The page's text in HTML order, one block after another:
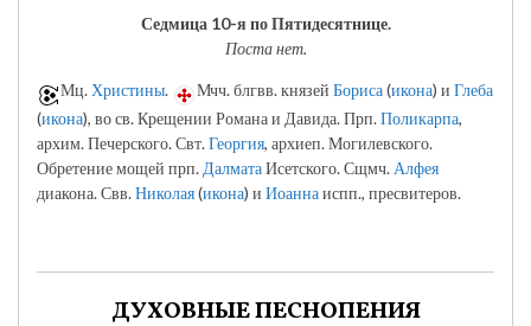
Седмица 10-я по Пятидесятнице.
Поста нет.
Мц. Христины. Мчч. блгвв. князей Бориса(икона) и Глеба
(икона), во св. Крещении Романа и Давида. Прп.Поликарпа,
архим. Печерского. Свт.Георгия, архиеп. Могилевского.
Обретение мощей прп. ДалматаИсетского. Сщмч. Алфея
диакона. Свв.Николая(икона) и Иоаннаиспп., пресвитеров.
ДУХОВНЫЕ ПЕСНОПЕНИЯ